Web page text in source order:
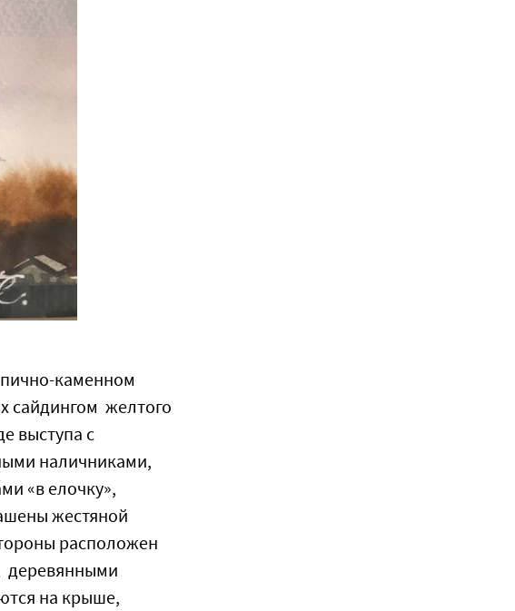
каменном
сайдингом желтого
выступа с
наличниками,
«в елочку»,
жестяной
расположен
деревянными
на крыше,